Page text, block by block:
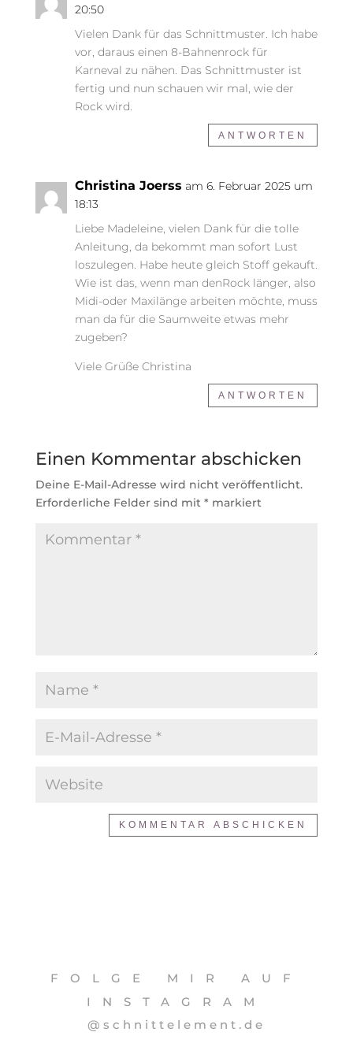
20:50
Vielen Dank für das Schnittmuster. Ich habe
vor, daraus einen 8-Bahnenrock für
Karneval zu nähen. Das Schnittmuster ist
fertig und nun schauen wir mal, wie der
Rock wird.
ANTWORTEN
Christina Joerss am 6. Februar 2025 um
18:13
Liebe Madeleine, vielen Dank für die tolle
Anleitung, da bekommt man sofort Lust
loszulegen. Habe heute gleich Stoff gekauft.
Wie ist das, wenn man denRock länger, also
Midi-oder Maxilänge arbeiten möchte, muss
man da für die Saumweite etwas mehr
zugeben?
Viele Grüße Christina
ANTWORTEN
Einen Kommentar abschicken
Deine E-Mail-Adresse wird nicht veröffentlicht.
Erforderliche Felder sind mit * markiert
KOMMENTAR ABSCHICKEN
FOLGE MIR AUF
INSTAGRAM
@schnittelement.de